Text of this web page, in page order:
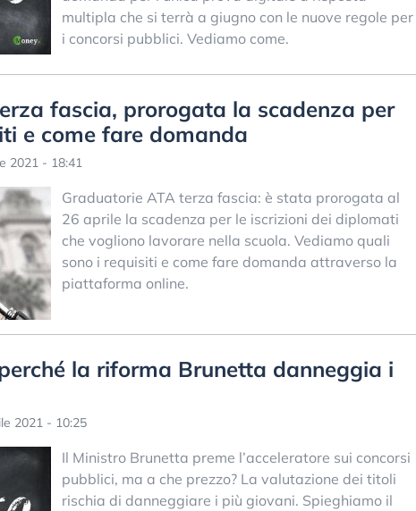
multipla che si terrà a giugno con le nuove regole per
i concorsi pubblici. Vediamo come.
fascia, prorogata la scadenza per
e come fare domanda
2021 - 18:41
Graduatorie ATA terza fascia: è stata prorogata al
26 aprile la scadenza per le iscrizioni dei diplomati
che vogliono lavorare nella scuola. Vediamo quali
sono i requisiti e come fare domanda attraverso la
piattaforma online.
la riforma Brunetta danneggia i
2021 - 10:25
Il Ministro Brunetta preme l’acceleratore sui concorsi
pubblici, ma a che prezzo? La valutazione dei titoli
rischia di danneggiare i più giovani. Spieghiamo il